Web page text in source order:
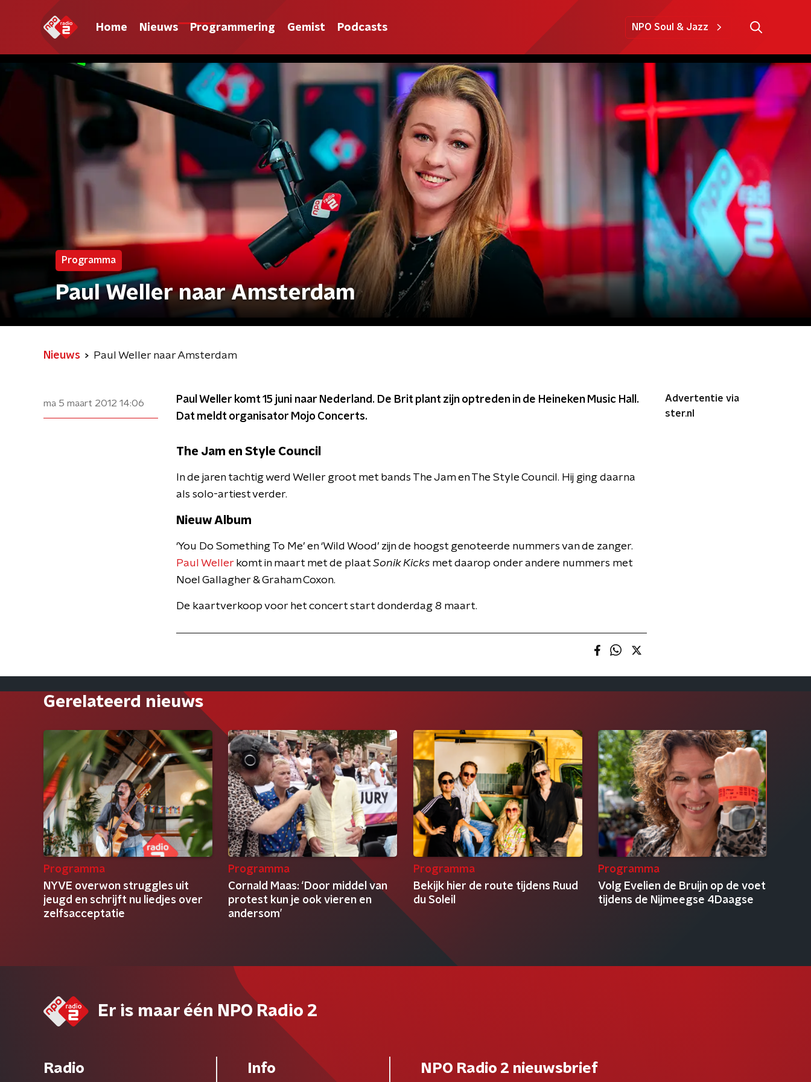
Home Nieuws Programmering Gemist Podcasts NPO Soul & Jazz
Programma
Paul Weller naar Amsterdam
Nieuws Paul Weller naar Amsterdam
ma 5 maart 2012 14:06
Paul Weller komt 15 juni naar Nederland. De Brit plant zijn optreden in de Heineken Music Hall.
Dat meldt organisator Mojo Concerts.
The Jam en Style Council
In de jaren tachtig werd Weller groot met bands The Jam en The Style Council. Hij ging daarna
als solo-artiest verder.
Nieuw Album
‘You Do Something To Me’ en ‘Wild Wood’ zijn de hoogst genoteerde nummers van de zanger.
Paul Weller komt in maart met de plaat Sonik Kicks met daarop onder andere nummers met
Noel Gallagher & Graham Coxon.
De kaartverkoop voor het concert start donderdag 8 maart.
Advertentie via
ster.nl
Gerelateerd nieuws
Programma
NYVE overwon struggles uit
jeugd en schrijft nu liedjes over
zelfsacceptatie
Programma
Cornald Maas: ‘Door middel van
protest kun je ook vieren en
andersom’
Programma
Bekijk hier de route tijdens Ruud
du Soleil
Programma
Volg Evelien de Bruijn op de voet
tijdens de Nijmeegse 4Daagse
Er is maar één NPO Radio 2
Radio Info NPO Radio 2 nieuwsbrief